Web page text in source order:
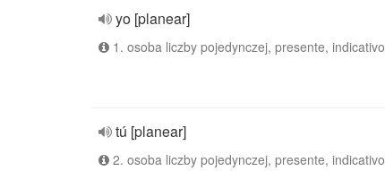
yo [planear]
1. osoba liczby pojedynczej, presente, indicativo
tú [planear]
2. osoba liczby pojedynczej, presente, indicativo